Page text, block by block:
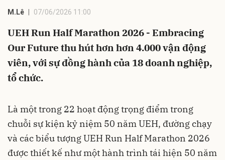
M.Lê 07/06/2026 11:00
UEH Run Half Marathon 2026 - Embracing
Our Future thu hút hơn hơn 4.000 vận động
viên, với sự đồng hành của 18 doanh nghiệp,
tổ chức.
Là một trong 22 hoạt động trọng điểm trong
chuỗi sự kiện kỷ niệm 50 năm UEH, đường chạy
và các biểu tượng UEH Run Half Marathon 2026
được thiết kế như một hành trình tái hiện 50 năm
Hủy